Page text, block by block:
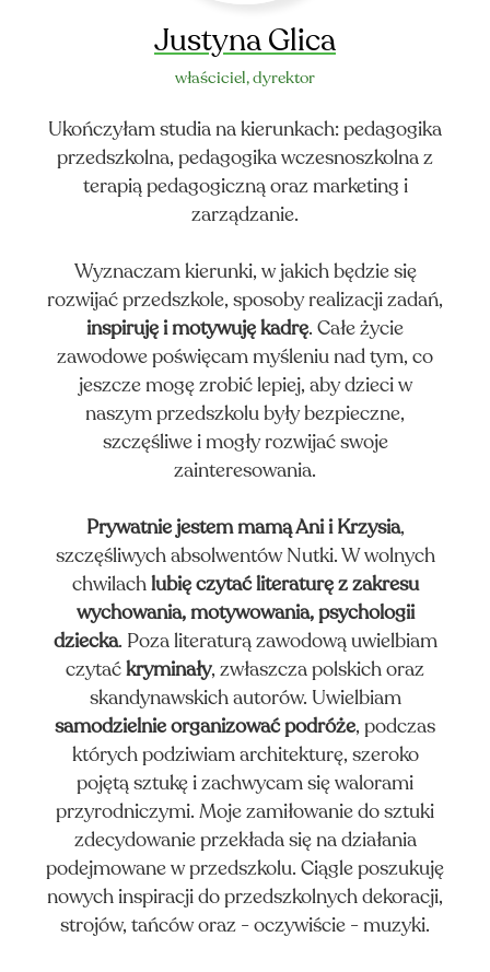
Justyna Glica
właściciel, dyrektor
Ukończyłam studia na kierunkach: pedagogika
przedszkolna, pedagogika wczesnoszkolna z
terapią pedagogiczną oraz marketing i
zarządzanie.
Wyznaczam kierunki, w jakich będzie się
rozwijać przedszkole, sposoby realizacji zadań,
inspiruję i motywuję kadrę. Całe życie
zawodowe poświęcam myśleniu nad tym, co
jeszcze mogę zrobić lepiej, aby dzieci w
naszym przedszkolu były bezpieczne,
szczęśliwe i mogły rozwijać swoje
zainteresowania.
Prywatnie jestem mamą Ani i Krzysia,
szczęśliwych absolwentów Nutki. W wolnych
chwilach lubię czytać literaturę z zakresu
wychowania, motywowania, psychologii
dziecka. Poza literaturą zawodową uwielbiam
czytać kryminały, zwłaszcza polskich oraz
skandynawskich autorów. Uwielbiam
samodzielnie organizować podróże, podczas
których podziwiam architekturę, szeroko
pojętą sztukę i zachwycam się walorami
przyrodniczymi. Moje zamiłowanie do sztuki
zdecydowanie przekłada się na działania
podejmowane w przedszkolu. Ciągle poszukuję
nowych inspiracji do przedszkolnych dekoracji,
strojów, tańców oraz - oczywiście - muzyki.